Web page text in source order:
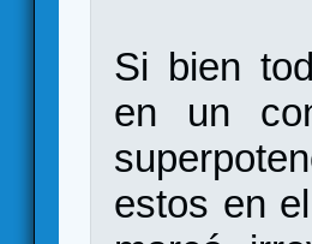
Si bien
en un
estos en